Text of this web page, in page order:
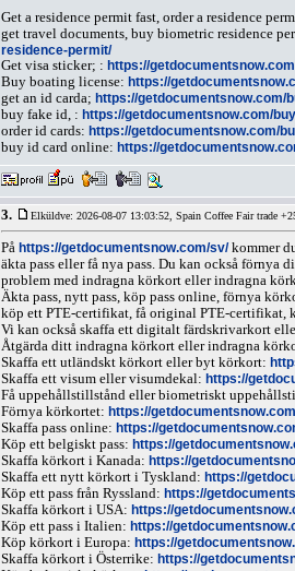
Get a residence permit fast, order a residence
get travel documents, buy biometric residence
residence-permit/
Get visa sticker; : https://
Buy boating license: https://
get an id carda; https://getdocumentsnow.com/
buy fake id, : https://getdocumentsnow.com/
order id cards: https://getdocumentsnow.com/
buy id card online: https://
3. Elküldve: 2026-08-07 13:03:52, Spain Coffee Fair trade
På https://getdocumentsnow.com/sv/kommer
äkta pass eller få nya pass. Du kan också
problem med indragna körkort eller indragna
Äkta pass, nytt pass, köp pass online, förnya
köp ett PTE-certifikat, få original PTE-certifikat,
Vi kan också skaffa ett digitalt färdskrivarkort
Åtgärda ditt indragna körkort eller indragna
Skaffa ett utländskt körkort eller byt körkort:
Skaffa ett visum eller visumdekal: https://
Få uppehållstillstånd eller biometriskt
Förnya körkortet: https://
Skaffa pass online: https://
Köp ett belgiskt pass: https://
Skaffa körkort i Kanada: https://
Skaffa ett nytt körkort i Tyskland: https://
Köp ett pass från Ryssland: https://
Skaffa körkort i USA: https://
Köp ett pass i Italien: https://
Köp körkort i Europa: https://
Skaffa körkort i Österrike: https://